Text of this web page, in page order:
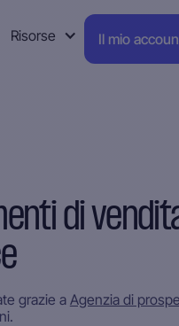
Risorse Il mio
di
grazie a Agenzia di